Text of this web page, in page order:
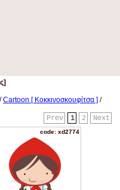
/Cartoon [ Κοκκινοσκουφίτσα ] /
Next
2
1
Prev
code: xd2774